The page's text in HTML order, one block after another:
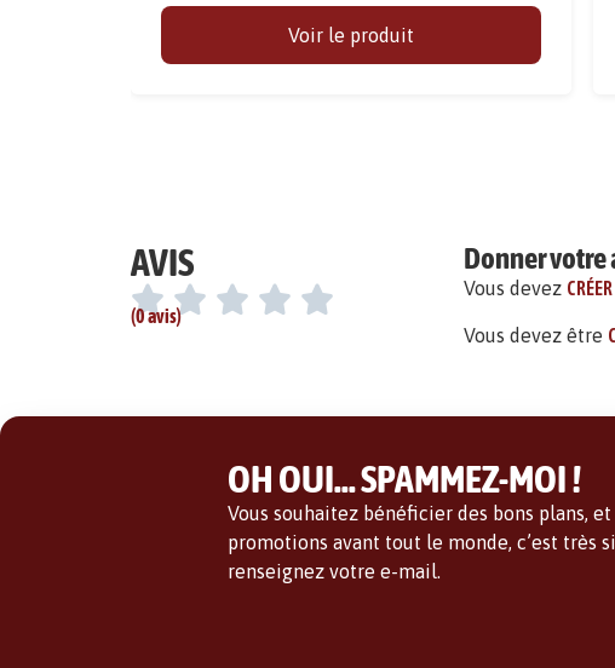
Voir le produit
AVIS
(0 avis)
Donner votre
Vous devez
Vous devez être
OH OUI... SPAMMEZ-MOI !
Vous souhaitez bénéficier des bons plans,
promotions avant tout le monde, c’est très
renseignez votre e-mail.